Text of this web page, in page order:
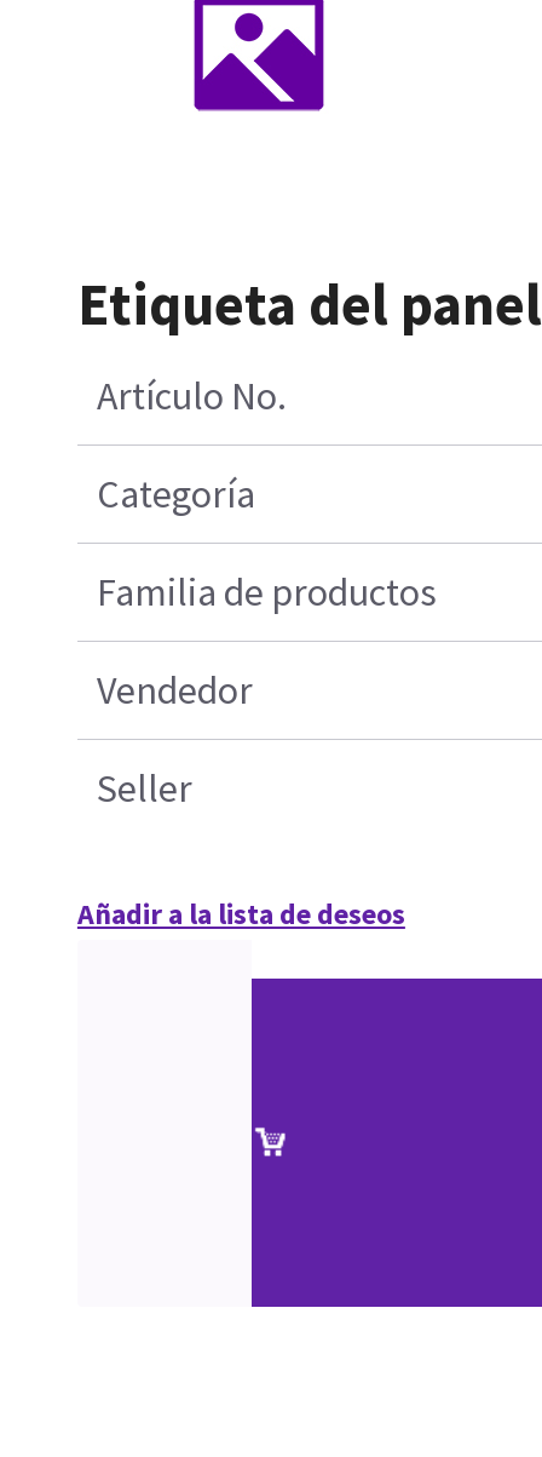
Etiqueta del
Artículo No.
Categoría
Familia de productos
Vendedor
Seller
Añadir a la lista de deseos